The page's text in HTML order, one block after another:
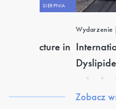
Zobacz
Wydarzenie|04 -
International
Dyslipidemia